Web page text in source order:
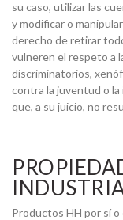
su caso, utilizar las
y modificar o
derecho de retirar
vulneren el respeto a
discriminatorios,
contra la juventud o la
que, a su juicio, no
Productos HH por sí